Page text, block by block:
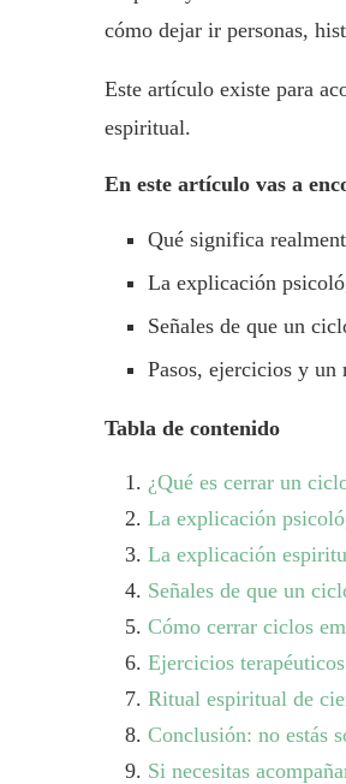
cómo dejar ir personas,
Este artículo existe para
espiritual.
En este artículo vas a
Qué significa
La explicación
Señales de que un
Pasos, ejercicios y un
Tabla de contenido
¿Qué es cerrar un
La explicación
La explicación
Señales de que un
Cómo cerrar ciclos
Ejercicios
Ritual espiritual de
Conclusión: no estás
Si necesitas